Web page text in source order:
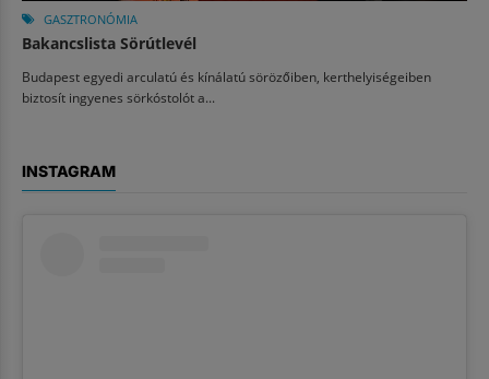
GASZTRONÓMIA
Bakancslista Sörútlevél
Budapest egyedi arculatú és kínálatú sörözőiben, kerthelyiségeiben
biztosít ingyenes sörkóstolót a...
INSTAGRAM